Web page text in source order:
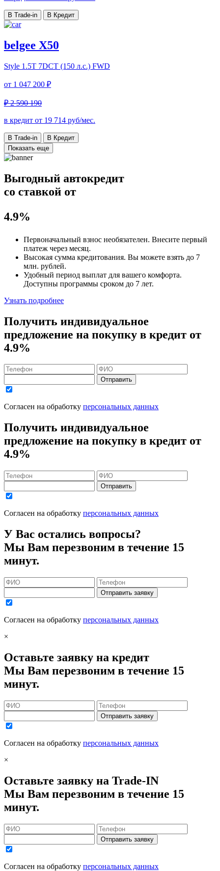
В Trade-in В Кредит
belgee X50
Style 1.5T 7DCT (150 л.с.) FWD
от 1 047 200 ₽
₽ 2 590 190
в кредит от 19 714 руб/мес.
В Trade-in
В Кредит
Показать еще
Выгодный автокредит
со ставкой от
4.9%
Первоначальный взнос необязателен. Внесите первый
платеж через месяц.
Высокая сумма кредитования. Вы можете взять до 7
млн. рублей.
Удобный период выплат для вашего комфорта.
Доступны программы сроком до 7 лет.
Узнать подробнее
Получить индивидуальное
предложение на покупку в кредит от
4.9%
Отправить
Согласен на обработку персональных данных
Получить индивидуальное
предложение на покупку в кредит от
4.9%
Отправить
Согласен на обработку персональных данных
У Вас остались вопросы?
Мы Вам перезвоним в течение 15
минут.
Отправить заявку
Согласен на обработку персональных данных
×
Оставьте заявку на кредит
Мы Вам перезвоним в течение 15
минут.
Отправить заявку
Согласен на обработку персональных данных
×
Оставьте заявку на Trade-IN
Мы Вам перезвоним в течение 15
минут.
Отправить заявку
Согласен на обработку персональных данных